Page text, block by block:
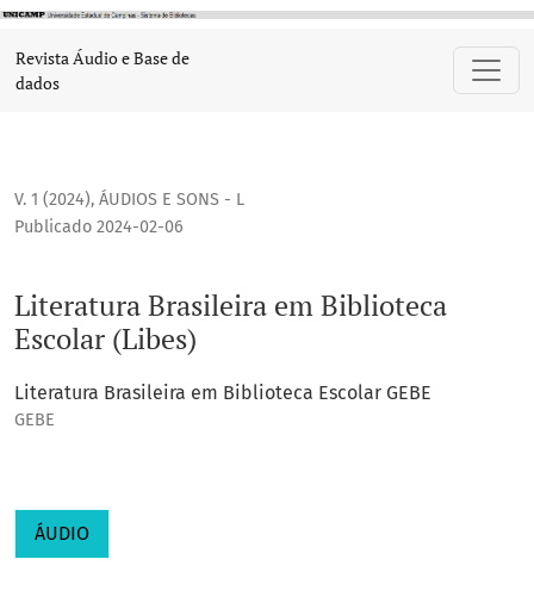
Revista Áudio e Base de
dados
V. 1 (2024), ÁUDIOS E SONS - L
Literatura Brasileira em Biblioteca
Escolar (Libes)
Publicado 2024-02-06
Literatura Brasileira em Biblioteca Escolar GEBE
GEBE
ÁUDIO